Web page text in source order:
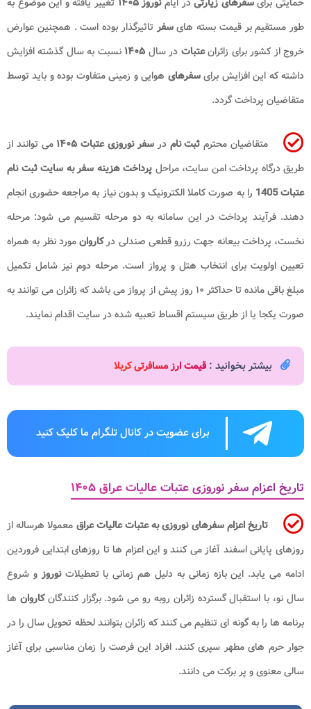
طور مستقیم بر قیمت بسته هایسفر تاثیرگذار بوده است . همچنین عوارض
خروج از کشور برای زائرانعتبات در سال ۱۴۰۵ نسبت به سال گذشته افزایش
داشته که این افزایش برایسفرهای هوایی و زمینی متفاوت بوده و باید توسط
متقاضیان پرداخت گردد.
متقاضیان محترم ثبت نام درسفر نوروزی عتبات ۱۴۰۵
می توانند از
طریق درگاه پرداخت امن سایت، مراحل پرداخت هزینه سفر به سایت ثبت نام
عتبات 1405
را به صورت کاملا الکترونیک و بدون نیاز به مراجعه حضوری انجام
دهند. فرآیند پرداخت در این سامانه به دو مرحله تقسیم می شود: مرحله
نخست، پرداخت بیعانه جهت رزرو قطعی صندلی درکاروانمورد نظر به همراه
تعیین اولویت برای انتخاب هتل و پرواز است. مرحله دوم نیز شامل تکمیل
مبلغ باقی مانده تا حداکثر ۱۰ روز پیش از پرواز می باشد که زائران می توانند به
صورت یکجا یا از طریق سیستم اقساط تعبیه شده در سایت اقدام نمایند.
بیشتر بخوانید : قیمت ارز مسافرتی کربلا
برای عضویت در کانال تلگرام ما کلیک کنید
تاریخ اعزام سفر نوروزی عتبات عالیات عراق ۱۴۰۵
تاریخ اعزام سفرهای نوروزی به عتبات عالیات عراق معمولا هرساله از
روزهای پایانی اسفند آغاز می کنند و این اعزام ها تا روزهای ابتدایی فروردین
ادامه می یابد. این بازه زمانی به دلیل هم زمانی با تعطیلاتنوروزو شروع
سال نو، با استقبال گسترده زائران روبه رو می شود. برگزار کنندگانکاروان ها
برنامه ها را به گونه ای تنظیم می کنند که زائران بتوانند لحظه تحویل سال را در
جوار حرم های مطهر سپری کنند. افراد این فرصت را زمان مناسبی برای آغاز
سالی معنوی و پر برکت می دانند.